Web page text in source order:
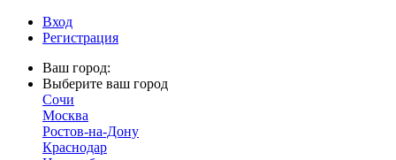
Вход
Регистрация
Ваш город:
Выберите ваш город
Сочи
Москва
Ростов-на-Дону
Краснодар